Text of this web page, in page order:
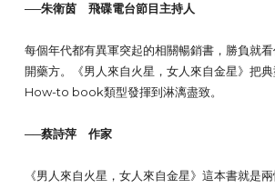
──朱衛茵 飛碟電台節目主持人
每個年代都有異軍突起的相關暢銷書，勝負就
開藥方。《男人來自火星，女人來自金星》把典
How-to book類型發揮到淋漓盡致。
──蔡詩萍 作家
《男人來自火星，女人來自金星》這本書就是